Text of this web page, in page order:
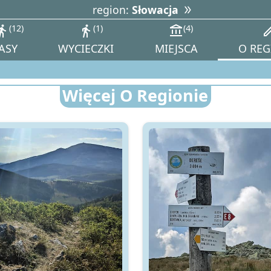
region:Słowacja
12 directions_walk 1
WYCIECZKI
account_balance 4
MIEJSCA O
Więcej O Regionie